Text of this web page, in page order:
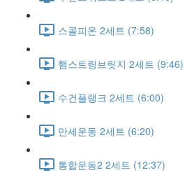
스콜피온 2세트 (7:58)
햄스트링브릿지 2세트 (9:46)
수건플랭크 2세트 (6:00)
만세운동 2세트 (6:20)
통합운동2 2세트 (12:37)